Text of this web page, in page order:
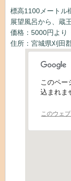
標高1100メートル
展望風呂から、蔵
価格：5000円より
住所：宮城県刈田
このペー
込まれま
このウェ